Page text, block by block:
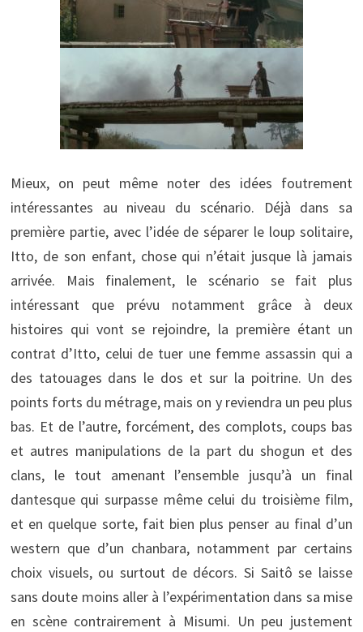
Mieux, on peut même noter des idées foutrement
intéressantes au niveau du scénario. Déjà dans sa
première partie, avec l’idée de séparer le loup solitaire,
Itto, de son enfant, chose qui n’était jusque là jamais
arrivée. Mais finalement, le scénario se fait plus
intéressant que prévu notamment grâce à deux
histoires qui vont se rejoindre, la première étant un
contrat d’Itto, celui de tuer une femme assassin qui a
des tatouages dans le dos et sur la poitrine. Un des
points forts du métrage, mais on y reviendra un peu plus
bas. Et de l’autre, forcément, des complots, coups bas
et autres manipulations de la part du shogun et des
clans, le tout amenant l’ensemble jusqu’à un final
dantesque qui surpasse même celui du troisième film,
et en quelque sorte, fait bien plus penser au final d’un
western que d’un chanbara, notamment par certains
choix visuels, ou surtout de décors. Si Saitô se laisse
sans doute moins aller à l’expérimentation dans sa mise
en scène contrairement à Misumi. Un peu justement